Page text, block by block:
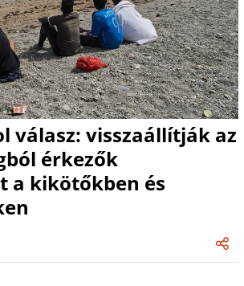
válasz: visszaállítják az
érkezők
a kikötőkben és